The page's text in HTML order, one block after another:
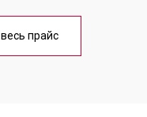
от 70 мин
прайс